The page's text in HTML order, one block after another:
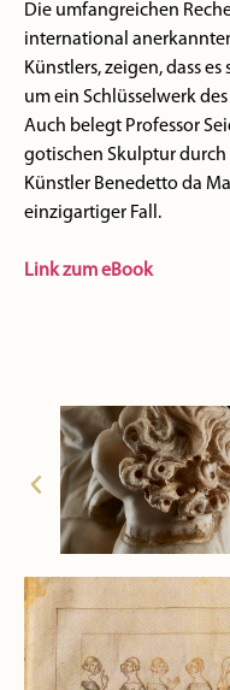
Die umfangreichen
international
Künstlers, zeigen, dass
um ein Schlüsselwerk
Auch belegt Professor
gotischen Skulptur durch
Künstler Benedetto da
einzigartiger Fall.
Link zum eBook